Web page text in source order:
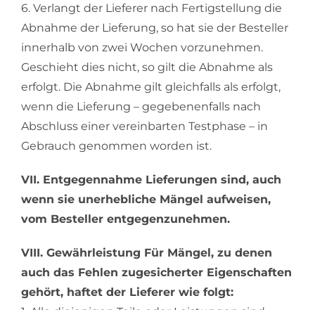
6. Verlangt der Lieferer nach Fertigstellung die
Abnahme der Lieferung, so hat sie der Besteller
innerhalb von zwei Wochen vorzunehmen.
Geschieht dies nicht, so gilt die Abnahme als
erfolgt. Die Abnahme gilt gleichfalls als erfolgt,
wenn die Lieferung – gegebenenfalls nach
Abschluss einer vereinbarten Testphase – in
Gebrauch genommen worden ist.
VII. Entgegennahme Lieferungen sind, auch
wenn sie unerhebliche Mängel aufweisen,
vom Besteller entgegenzunehmen.
VIII. Gewährleistung Für Mängel, zu denen
auch das Fehlen zugesicherter Eigenschaften
gehört, haftet der Lieferer wie folgt: